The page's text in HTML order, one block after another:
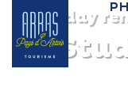
Holiday
Au